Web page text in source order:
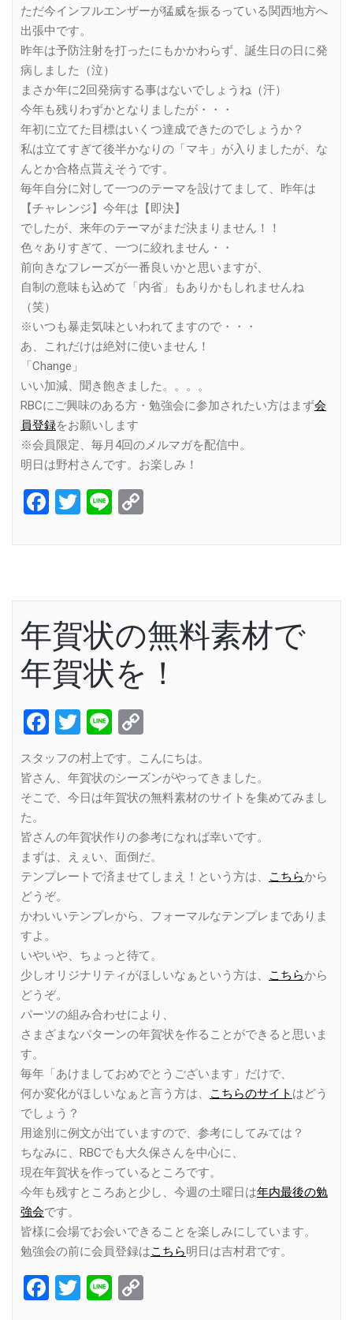
ただ今インフルエンザーが猛威を振るっている関西地方へ
出張中です。
昨年は予防注射を打ったにもかかわらず、誕生日の日に発
病しました（泣）
まさか年に2回発病する事はないでしょうね（汗）
今年も残りわずかとなりましたが・・・
年初に立てた目標はいくつ達成できたのでしょうか？
私は立てすぎて後半かなりの「マキ」が入りましたが、な
んとか合格点貰えそうです。
毎年自分に対して一つのテーマを設けてまして、昨年は
【チャレンジ】今年は【即決】
でしたが、来年のテーマがまだ決まりません！！
色々ありすぎて、一つに絞れません・・
前向きなフレーズが一番良いかと思いますが、
自制の意味も込めて「内省」もありかもしれませんね
（笑）
※いつも暴走気味といわれてますので・・・
あ、これだけは絶対に使いません！
「Change」
いい加減、聞き飽きました。。。。
RBCにご興味のある方・勉強会に参加されたい方はまず会
員登録をお願いします
※会員限定、毎月4回のメルマガを配信中。
明日は野村さんです。お楽しみ！
Facebook
Twitter
Line
年賀状の無料素材で
年賀状を！
Facebook
Twitter
Line
Link
スタッフの村上です。こんにちは。
皆さん、年賀状のシーズンがやってきました。
そこで、今日は年賀状の無料素材のサイトを集めてみまし
た。
皆さんの年賀状作りの参考になれば幸いです。
まずは、えぇい、面倒だ。
テンプレートで済ませてしまえ！という方は、
こちらから
どうぞ。
かわいいテンプレから、フォーマルなテンプレまでありま
すよ。
いやいや、ちょっと待て。
少しオリジナリティがほしいなぁという方は、
こちらから
どうぞ。
パーツの組み合わせにより、
さまざまなパターンの年賀状を作ることができると思いま
す。
毎年「あけましておめでとうございます」だけで、
何か変化がほしいなぁと言う方は、
こちらのサイト はどう
でしょう？
用途別に例文が出ていますので、参考にしてみては？
ちなみに、RBCでも大久保さんを中心に、
現在年賀状を作っているところです。
今年も残すところあと少し、今週の土曜日は年内最後の勉
強会です。
皆様に会場でお会いできることを楽しみにしています。
勉強会の前に会員登録はこちら明日は吉村君です。
Facebook
Twitter
Line